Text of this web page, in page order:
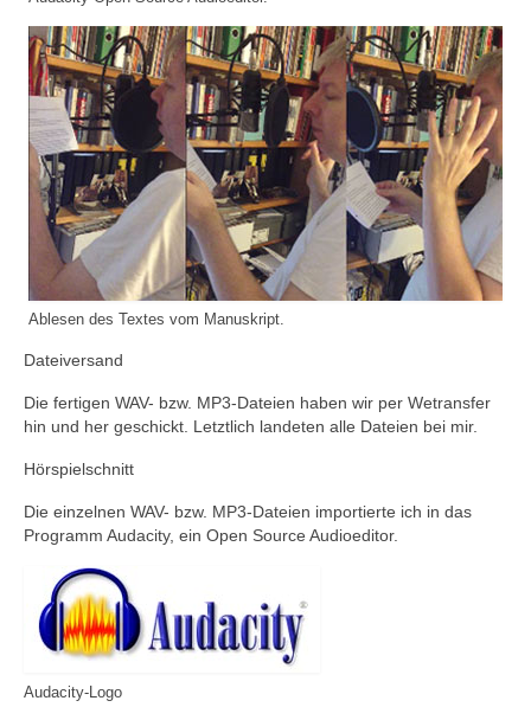
Ablesen des Textes vom Manuskript.
Dateiversand
Die fertigen WAV- bzw. MP3-Dateien haben wir per Wetransfer
hin und her geschickt. Letztlich landeten alle Dateien bei mir.
Hörspielschnitt
Die einzelnen WAV- bzw. MP3-Dateien importierte ich in das
Programm Audacity, ein Open Source Audioeditor.
Audacity-Logo